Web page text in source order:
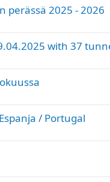
perässä 2025 - 2026
with 37
/ Portugal